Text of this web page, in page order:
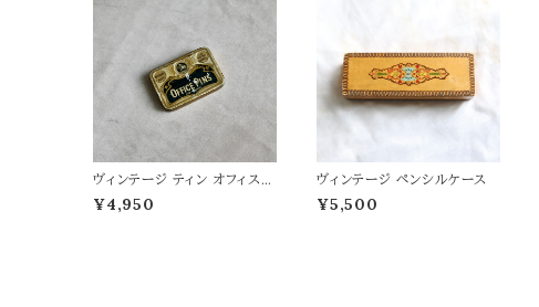
ヴィンテージ ティン オフィスピ
ン
¥4,950
ヴィンテージ ペンシルケース
¥5,500